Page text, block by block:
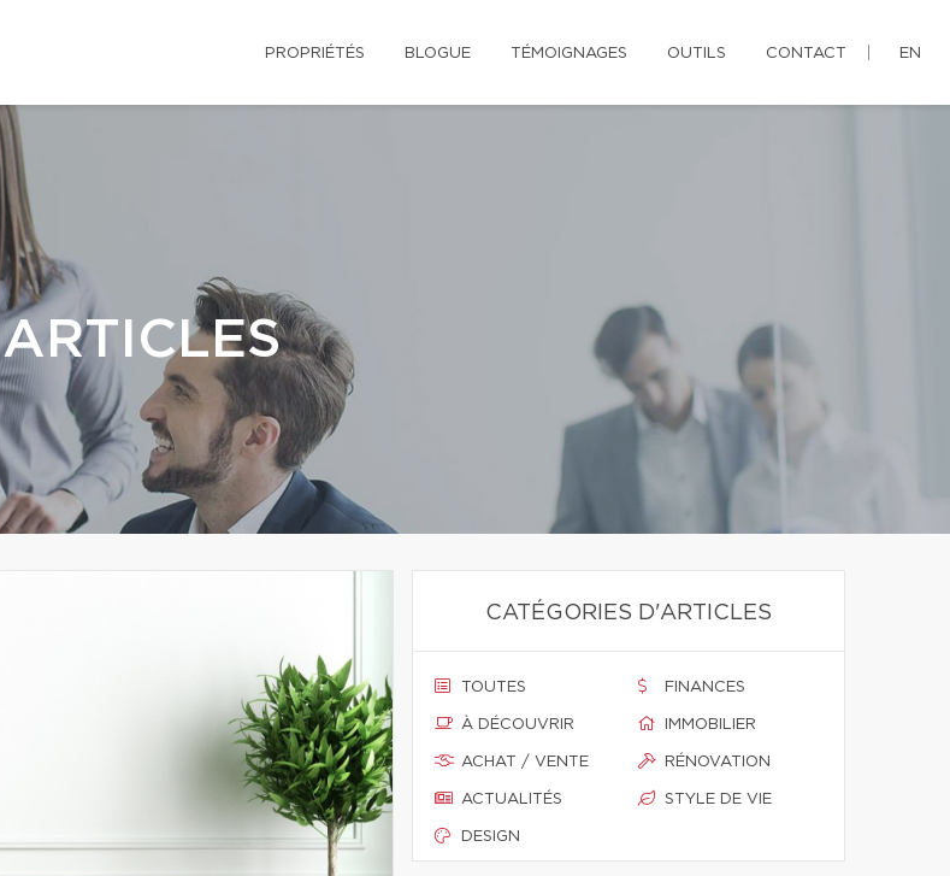
PROPRIÉTÉS BLOGUE TÉMOIGNAGES OUTILS CONTACT EN
ARTICLES
CATÉGORIES D'ARTICLES
TOUTES
À DÉCOUVRIR
ACHAT / VENTE
ACTUALITÉS
DESIGN
FINANCES
IMMOBILIER
RÉNOVATION
STYLE DE VIE